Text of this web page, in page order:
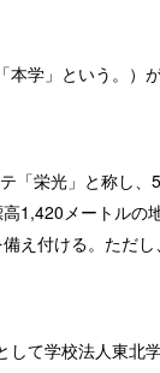
学」という。）
「栄光」と称し
1,420メートルの
え付ける。ただし
して学校法人東北